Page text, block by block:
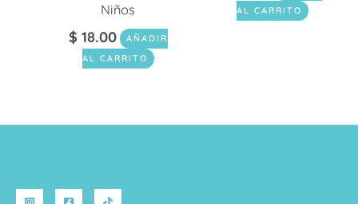
Niños
$ 18.00
AÑADIR
AL CARRITO
AL CARRITO